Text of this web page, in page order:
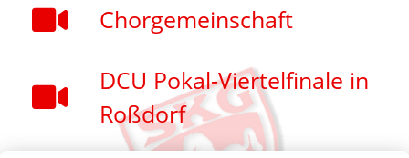
Chorgemeinschaft
DCU Pokal-Viertelfinale in
Roßdorf